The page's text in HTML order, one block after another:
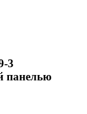
3
панелью